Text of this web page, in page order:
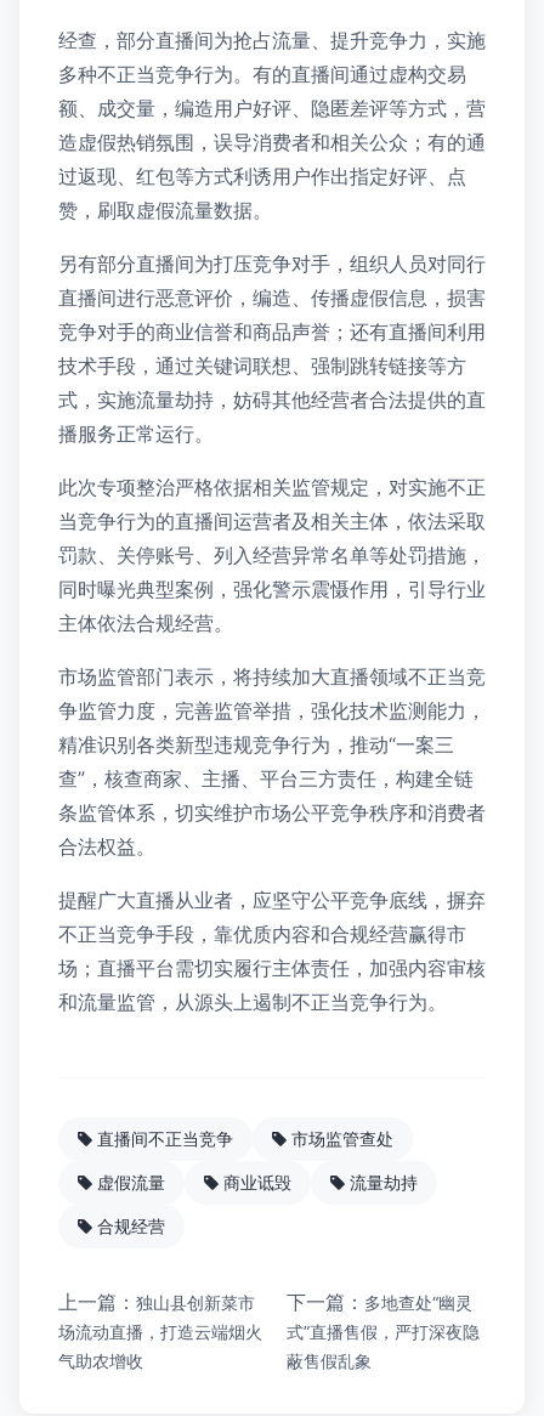
经查，部分直播间为抢占流量、提升竞争力，实施
多种不正当竞争行为。有的直播间通过虚构交易
额、成交量，编造用户好评、隐匿差评等方式，营
造虚假热销氛围，误导消费者和相关公众；有的通
过返现、红包等方式利诱用户作出指定好评、点
赞，刷取虚假流量数据。
另有部分直播间为打压竞争对手，组织人员对同行
直播间进行恶意评价，编造、传播虚假信息，损害
竞争对手的商业信誉和商品声誉；还有直播间利用
技术手段，通过关键词联想、强制跳转链接等方
式，实施流量劫持，妨碍其他经营者合法提供的直
播服务正常运行。
此次专项整治严格依据相关监管规定，对实施不正
当竞争行为的直播间运营者及相关主体，依法采取
罚款、关停账号、列入经营异常名单等处罚措施，
同时曝光典型案例，强化警示震慑作用，引导行业
主体依法合规经营。
市场监管部门表示，将持续加大直播领域不正当竞
争监管力度，完善监管举措，强化技术监测能力，
精准识别各类新型违规竞争行为，推动“一案三
查”，核查商家、主播、平台三方责任，构建全链
条监管体系，切实维护市场公平竞争秩序和消费者
合法权益。
提醒广大直播从业者，应坚守公平竞争底线，摒弃
不正当竞争手段，靠优质内容和合规经营赢得市
场；直播平台需切实履行主体责任，加强内容审核
和流量监管，从源头上遏制不正当竞争行为。
直播间不正当竞争 市场监管查处
虚假流量 商业诋毁 流量劫持
合规经营
上一篇： 独山县创新菜市
场流动直播，打造云端烟火
气助农增收
下一篇： 多地查处“幽灵
式”直播售假，严打深夜隐
蔽售假乱象